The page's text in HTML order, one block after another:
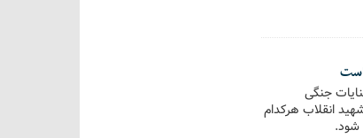
جنگی
انقلاب هرکدام
شود.